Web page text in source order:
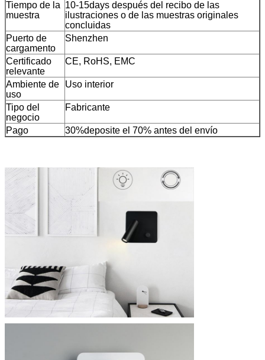
Tiempo de la
muestra
10-15days después del recibo de las
ilustraciones o de las muestras originales
concluidas
Puerto de
cargamento
Shenzhen
Certificado
relevante
CE, RoHS, EMC
Ambiente de
uso
Uso interior
Tipo del
negocio
Fabricante
Pago 30%deposite el 70% antes del envío